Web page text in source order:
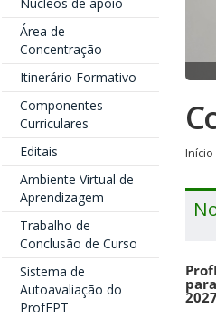
Área de
Concentração
Itinerário Formativo
Componentes
Curriculares
Editais
Ambiente Virtual de
Aprendizagem
Trabalho de
Conclusão de Curso
Sistema de
Autoavaliação do
ProfEPT
Início
2027